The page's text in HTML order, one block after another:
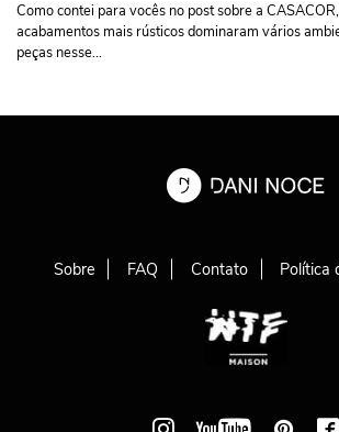
Como contei para vocês no post sobre a
acabamentos mais rústicos dominaram vários
peças nesse...
Sobre FAQ Contato Política